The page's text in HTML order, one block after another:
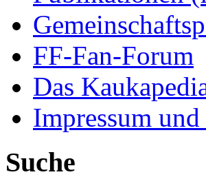
FF-Fan-Forum
Das
Impressum
Suche